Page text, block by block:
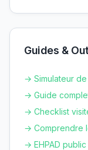
Guides &
→ Simulateur
→ Guide
→ Checklist
→ Comprendre
→ EHPAD